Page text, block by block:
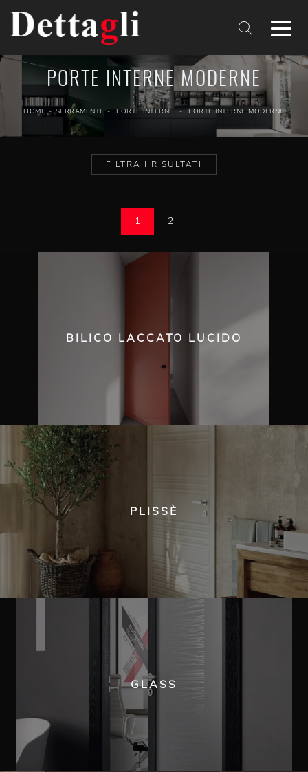
PORTE INTERNE MODERNE
HOME - SERRAMENTI - PORTE INTERNE - PORTE INTERNE MODERNE
FILTRA I RISULTATI
1 2
BILICO LACCATO LUCIDO
PLISSÈ
GLASS